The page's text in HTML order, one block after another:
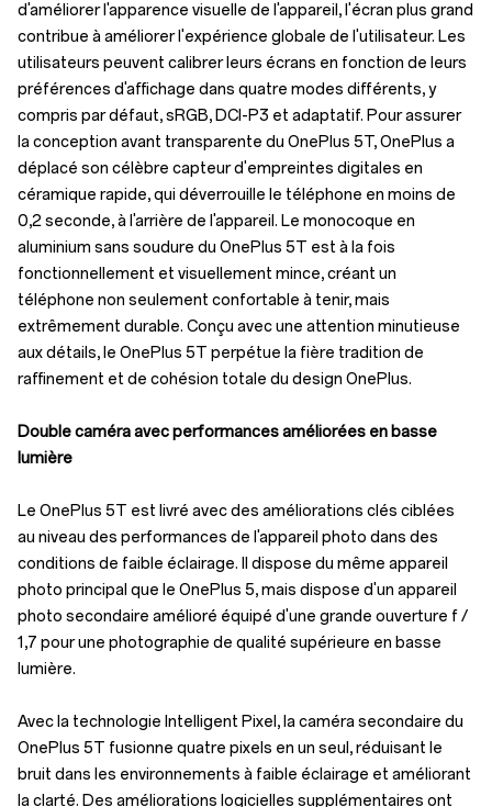
d'améliorer l'apparence visuelle de l'appareil, l'écran plus grand
contribue à améliorer l'expérience globale de l'utilisateur. Les
utilisateurs peuvent calibrer leurs écrans en fonction de leurs
préférences d'affichage dans quatre modes différents, y
compris par défaut, sRGB, DCI-P3 et adaptatif. Pour assurer
la conception avant transparente du OnePlus 5T, OnePlus a
déplacé son célèbre capteur d'empreintes digitales en
céramique rapide, qui déverrouille le téléphone en moins de
0,2 seconde, à l'arrière de l'appareil. Le monocoque en
aluminium sans soudure du OnePlus 5T est à la fois
fonctionnellement et visuellement mince, créant un
téléphone non seulement confortable à tenir, mais
extrêmement durable. Conçu avec une attention minutieuse
aux détails, le OnePlus 5T perpétue la fière tradition de
raffinement et de cohésion totale du design OnePlus.
Double caméra avec performances améliorées en basse
lumière
Le OnePlus 5T est livré avec des améliorations clés ciblées
au niveau des performances de l'appareil photo dans des
conditions de faible éclairage. Il dispose du même appareil
photo principal que le OnePlus 5, mais dispose d'un appareil
photo secondaire amélioré équipé d'une grande ouverture f /
1,7 pour une photographie de qualité supérieure en basse
lumière.
Avec la technologie Intelligent Pixel, la caméra secondaire du
OnePlus 5T fusionne quatre pixels en un seul, réduisant le
bruit dans les environnements à faible éclairage et améliorant
la clarté. Des améliorations logicielles supplémentaires ont